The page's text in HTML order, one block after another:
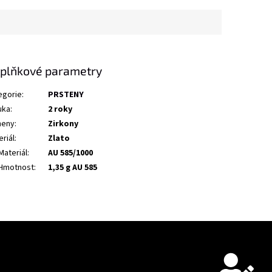
parametry
:
PRSTENY
:
2 roky
:
Zirkony
:
Zlato
:
AU 585/1000
: 1,35 g AU 585